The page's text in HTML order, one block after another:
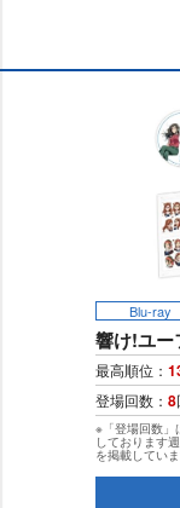
Blu-ray
響け!ユ
最高順位：
登場回数： 8
※「登場回数」
しております
を掲載していま